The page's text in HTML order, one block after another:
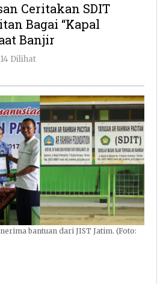
SDIT
Arrahmah
Pacitan
Saat
Banjir
Ceritakan SDIT
Bagai “Kapal
Banjir
14 Dilihat
bantuan dari JIST Jatim. (Foto: